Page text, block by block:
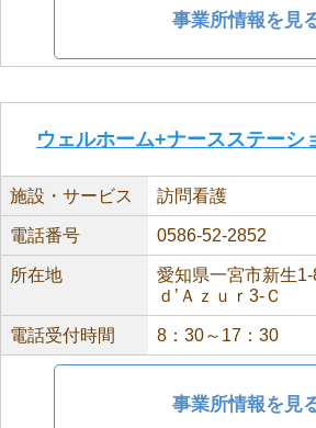
事業所情報を見
ウェルホーム+ナースステーシ
施設・サービス 訪問看護
電話番号 0586-52-2852
所在地
愛知県一宮市新生
ｄ’Ａｚｕｒ3-Ｃ
電話受付時間 8：30～17：30
事業所情報を見